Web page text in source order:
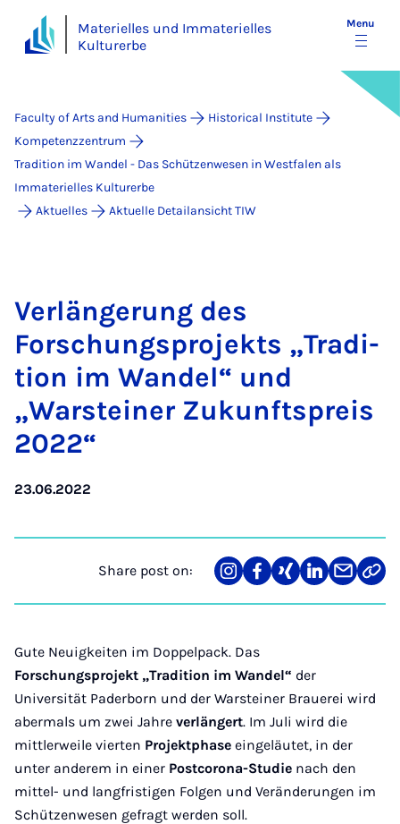
Materielles und Immaterielles
Kulturerbe
Menu
Faculty of Arts and Humanities
Historical Institute
Kompetenzzentrum
Tradition im Wandel - Das Schützenwesen in Westfalen als
Immaterielles Kulturerbe
Aktuelles
Aktuelle Detailansicht TIW
Ver­länger­ung des
Forschung­s­pro­jekts „Tra­di­
tion im Wan­del“ und
„Warstein­er Zukun­ft­s­pre­is
2022“
23.06.2022
Share post on:
Share
on
Teilen
auf
Teilen
auf
Teilen
auf
Teilen
über
Link
Gute Neuigkeiten im Doppelpack. Das
Forschungsprojekt „Tradition im Wandel“ der
Universität Paderborn und der Warsteiner Brauerei wird
abermals um zwei Jahre verlängert. Im Juli wird die
mittlerweile vierten Projektphase eingeläutet, in der
unter anderem in einer Postcorona-Studie nach den
mittel- und langfristigen Folgen und Veränderungen im
Schützenwesen gefragt werden soll.